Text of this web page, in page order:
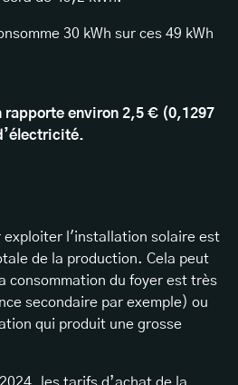
30 kWh sur ces 49 kWh
rapporte environ 2,5 € (0,1297
exploiter l'installation solaire est
de la production. Cela peut
consommation du foyer est très
secondaire par exemple) ou
qui produit une grosse